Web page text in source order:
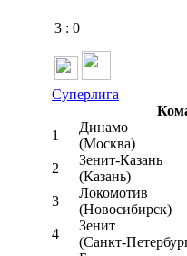
3 : 0
Суперлига
1
Динамо
(Москва)
2
Зенит-Казань
(Казань)
3
Локомотив
(Новосибирск)
4
Зенит
(Санкт-